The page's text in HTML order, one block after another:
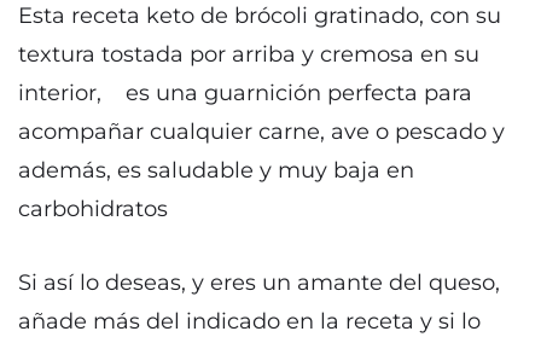
Esta receta keto de brócoli gratinado, con su
textura tostada por arriba y cremosa en su
interior, es una guarnición perfecta para
acompañar cualquier carne, ave o pescado y
además, es saludable y muy baja en
carbohidratos
Si así lo deseas, y eres un amante del queso,
añade más del indicado en la receta y si lo